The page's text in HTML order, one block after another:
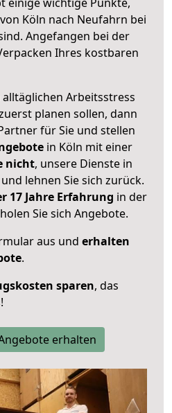
Köln nach Neufahrn bei
Angefangen bei der
Ihres kostbaren
Arbeitsstress
planen sollen, dann
für Sie und stellen
in Köln mit einer
nicht, unsere Dienste in
lehnen Sie sich zurück.
17 Jahre Erfahrung in der
Sie sich Angebote.
aus und erhalten
.
sparen, das
erhalten